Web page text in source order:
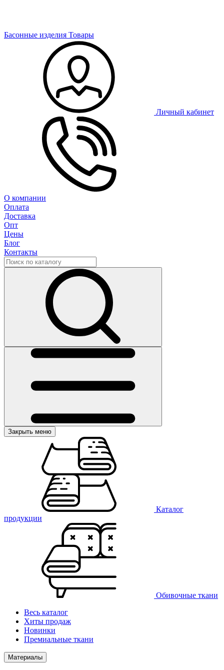
Басонные изделия Товары
Личный кабинет
О компании
Оплата
Доставка
Опт
Цены
Блог
Контакты
Закрыть меню
Каталог
продукции
Обивочные ткани
Весь каталог
Хиты продаж
Новинки
Премиальные ткани
Материалы